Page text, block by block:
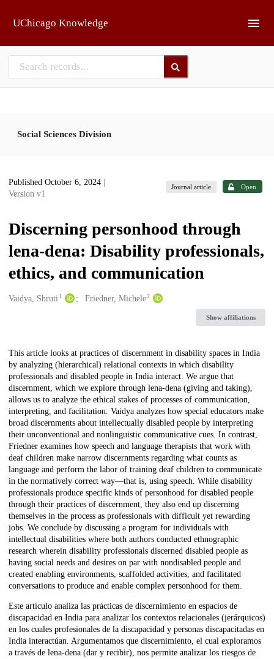
UChicago Knowledge
Social Sciences Division
Published October 6, 2024
Version v1
Journal article Open
Discerning personhood through
lena-dena: Disability professionals,
ethics, and communication
Creators
Vaidya, Shruti1 Friedner, Michele2
Show affiliations
Description
This article looks at practices of discernment in disability spaces in India
by analyzing (hierarchical) relational contexts in which disability
professionals and disabled people in India interact. We argue that
discernment, which we explore through lena-dena (giving and taking),
allows us to analyze the ethical stakes of processes of communication,
interpreting, and facilitation. Vaidya analyzes how special educators make
broad discernments about intellectually disabled people by interpreting
their unconventional and nonlinguistic communicative cues. In contrast,
Friedner examines how speech and language therapists that work with
deaf children make narrow discernments regarding what counts as
language and perform the labor of training deaf children to communicate
in the normatively correct way—that is, using speech. While disability
professionals produce specific kinds of personhood for disabled people
through their practices of discernment, they also end up discerning
themselves in the process as professionals with difficult yet rewarding
jobs. We conclude by discussing a program for individuals with
intellectual disabilities where both authors conducted ethnographic
research wherein disability professionals discerned disabled people as
having social needs and desires on par with nondisabled people and
created enabling environments, scaffolded activities, and facilitated
conversations to produce and enable complex personhood for them.
Este artículo analiza las prácticas de discernimiento en espacios de
discapacidad en India para analizar los contextos relacionales (jerárquicos)
en los cuales profesionales de la discapacidad y personas discapacitadas en
India interactúan. Argumentamos que discernimiento, el cual exploramos
a través de lena-dena (dar y recibir), nos permite analizar los riesgos de